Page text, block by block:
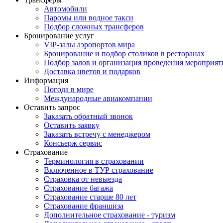
Автомобили
Паромы или водное такси
Подбор сложных трансферов
Бронирование услуг
VIP-залы аэропортов мира
Бронирование и подбор столиков в ресторанах
Подбор залов и организация проведения
Доставка цветов и подарков
Информация
Погода в мире
Международные авиакомпании
Оставить запрос
Заказать обратный звонок
Оставить заявку
Заказать встречу с менеджером
Консьерж сервис
Страхование
Терминология в страховании
Включенное в ТУР страхование
Страховка от невыезда
Страхование багажа
Страхование старше 80 лет
Страхование франшиза
Дополнительное страхование - туризм